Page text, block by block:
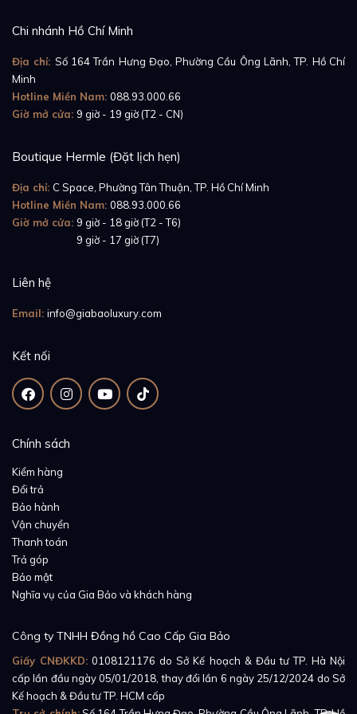
Chi nhánh Hồ Chí Minh
Địa chỉ: Số 164 Trần Hưng Đạo, Phường Cầu Ông Lãnh, TP. Hồ Chí
Minh
Hotline Miền Nam: 088.93.000.66
Giờ mở cửa: 9 giờ - 19 giờ (T2 - CN)
Boutique Hermle (Đặt lịch hẹn)
Địa chỉ: C Space, Phường Tân Thuận, TP. Hồ Chí Minh
Hotline Miền Nam: 088.93.000.66
Giờ mở cửa: 9 giờ - 18 giờ (T2 - T6)
9 giờ - 17 giờ (T7)
Liên hệ
Email: info@giabaoluxury.com
Kết nối
Chính sách
Kiểm hàng
Đổi trả
Bảo hành
Vận chuyển
Thanh toán
Trả góp
Bảo mật
Nghĩa vụ của Gia Bảo và khách hàng
Công ty TNHH Đồng hồ Cao Cấp Gia Bảo
Giấy CNĐKKD: 0108121176 do Sở Kế hoạch & Đầu tư TP. Hà Nội
cấp lần đầu ngày 05/01/2018, thay đổi lần 6 ngày 25/12/2024 do Sở
Kế hoạch & Đầu tư TP. HCM cấp